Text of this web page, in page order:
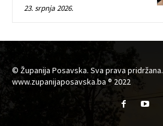
23. srpnja 2026.
© Županija Posavska. Sva prava pridržana.
www.zupanijaposavska.ba ® 2022